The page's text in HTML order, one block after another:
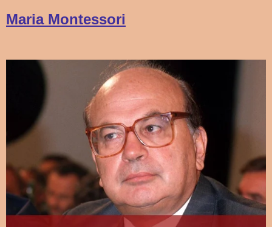
Maria Montessori